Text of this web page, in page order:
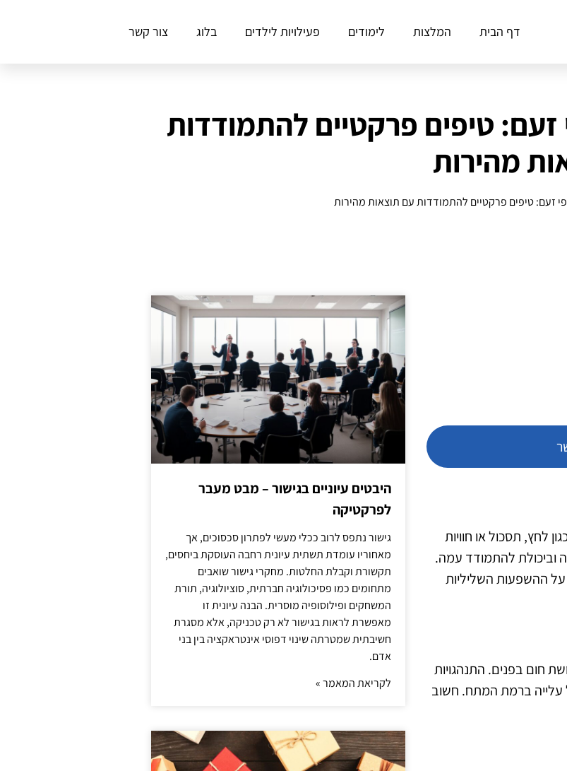
דף הבית המלצות לימודים פעילויות לילדים בלוג צור קשר
זעם: טיפים פרקטיים להתמודדות
מהירות
זעם: טיפים פרקטיים להתמודדות עם תוצאות מהירות
לחץ, תסכול או חוויות
וביכולת להתמודד עמה.
ההשפעות השליליות
חום בפנים. התנהגויות
עלייה ברמת המתח. חשוב
היבטים עיוניים בגישור – מבט מעבר
לפרקטיקה
גישור נתפס לרוב ככלי מעשי לפתרון סכסוכים, אך
מאחוריו עומדת תשתית עיונית רחבה העוסקת ביחסים,
תקשורת וקבלת החלטות. מחקרי גישור שואבים
מתחומים כמו פסיכולוגיה חברתית, סוציולוגיה, תורת
המשחקים ופילוסופיה מוסרית. הבנה עיונית זו
מאפשרת לראות בגישור לא רק טכניקה, אלא מסגרת
חשיבתית שמטרתה שינוי דפוסי אינטראקציה בין בני
אדם.
לקריאת המאמר »